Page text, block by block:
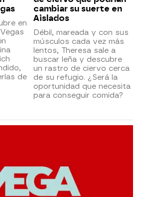
en
de
cambiar su suerte en
Aislados
Débil, mareada y con sus
músculos cada vez más
lentos, Theresa sale a
buscar leña y descubre
un rastro de ciervo cerca
de su refugio. ¿Será la
oportunidad que necesita
para conseguir comida?